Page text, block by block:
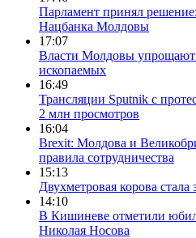
Парламент принял
Нацбанка Молдовы
17:07
Власти Молдовы
ископаемых
16:49
Трансляции Sputnik c
2 млн просмотров
16:04
Brexit: Молдова и
правила сотрудничества
15:13
Двухметровая корова
14:10
В Кишиневе отметили
Николая Носова